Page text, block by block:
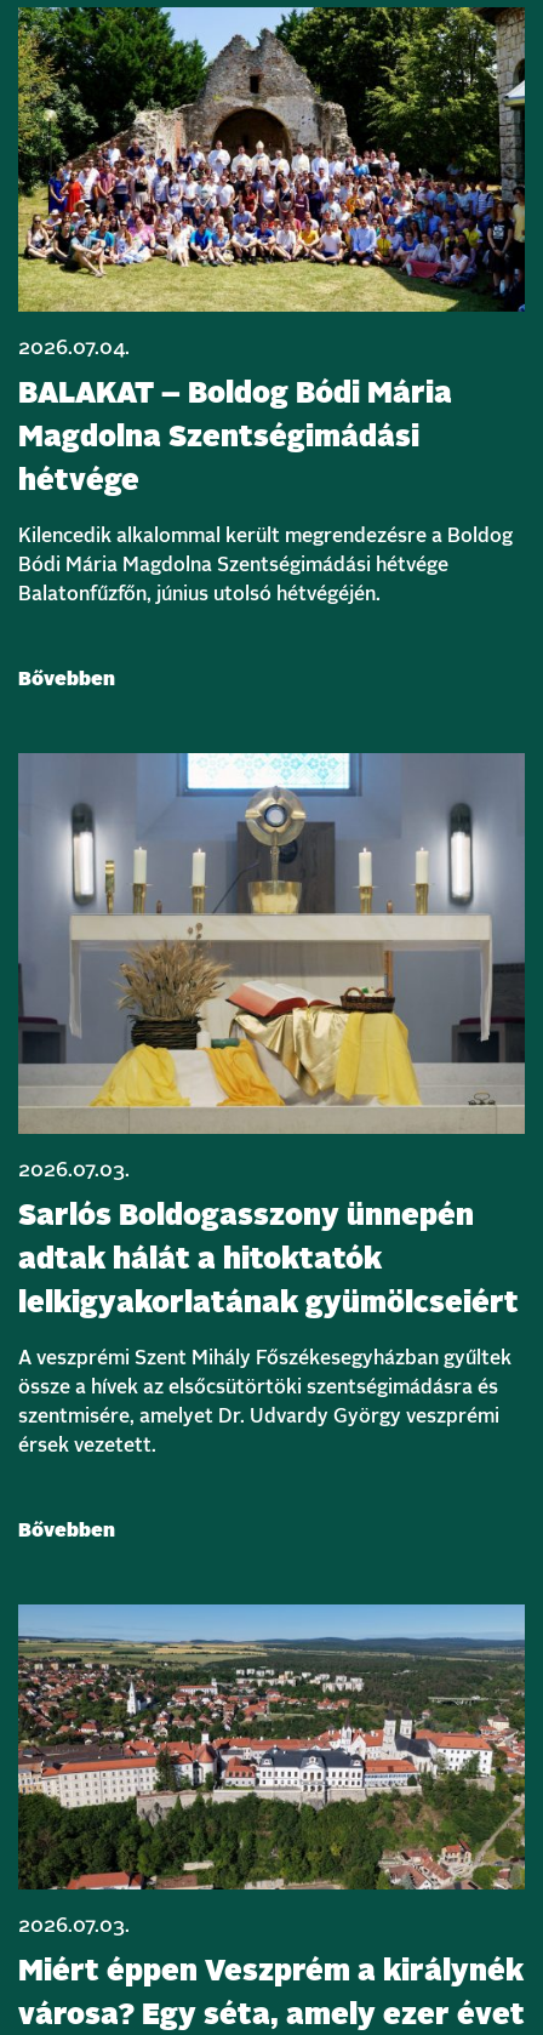
2026.07.04.
BALAKAT – Boldog Bódi Mária
Magdolna Szentségimádási
hétvége
Kilencedik alkalommal került megrendezésre a Boldog
Bódi Mária Magdolna Szentségimádási hétvége
Balatonfűzfőn, június utolsó hétvégéjén.
Bővebben
2026.07.03.
Sarlós Boldogasszony ünnepén
adtak hálát a hitoktatók
lelkigyakorlatának gyümölcseiért
A veszprémi Szent Mihály Főszékesegyházban gyűltek
össze a hívek az elsőcsütörtöki szentségimádásra és
szentmisére, amelyet Dr. Udvardy György veszprémi
érsek vezetett.
Bővebben
2026.07.03.
Miért éppen Veszprém a királynék
városa? Egy séta, amely ezer évet